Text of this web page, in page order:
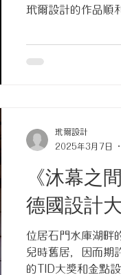
玳爾設計的作品順
Illuminated》精選
《沐幕之
德國設計
位居石門水庫湖畔
兒時舊居，因而期
的TID大獎和金點
玳爾設計
2025年3月7日